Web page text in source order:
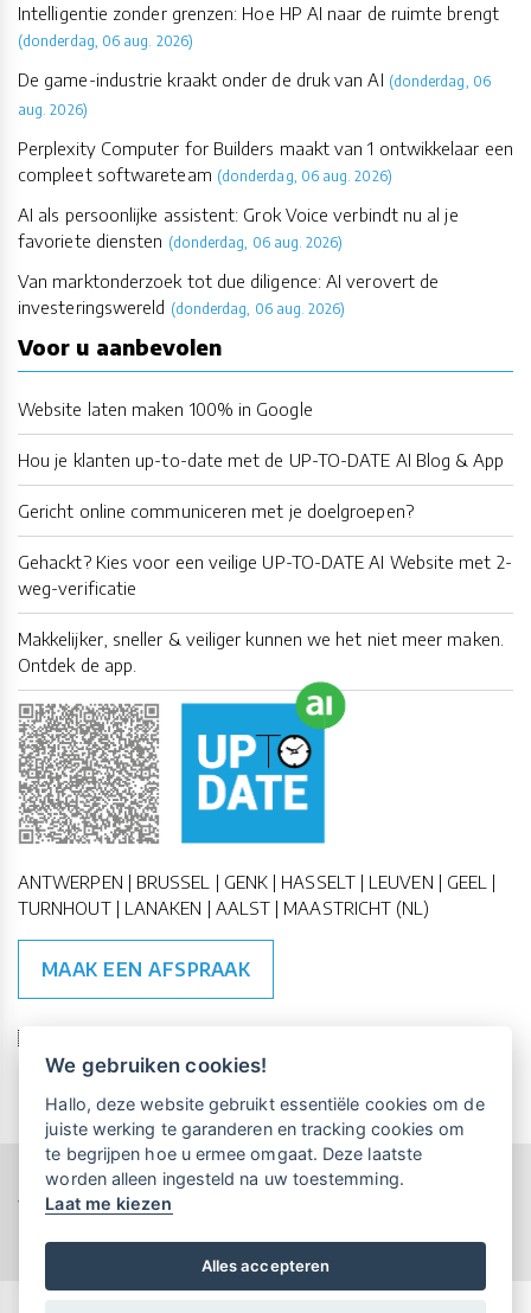
Intelligentie zonder grenzen: Hoe HP AI naar de ruimte brengt
(donderdag, 06 aug. 2026)
De game-industrie kraakt onder de druk van AI (donderdag, 06
aug. 2026)
Perplexity Computer for Builders maakt van 1 ontwikkelaar een
compleet softwareteam (donderdag, 06 aug. 2026)
AI als persoonlijke assistent: Grok Voice verbindt nu al je
favoriete diensten (donderdag, 06 aug. 2026)
Van marktonderzoek tot due diligence: AI verovert de
investeringswereld (donderdag, 06 aug. 2026)
Voor u aanbevolen
Website laten maken 100% in Google
Hou je klanten up-to-date met de UP-TO-DATE AI Blog & App
Gericht online communiceren met je doelgroepen?
Gehackt? Kies voor een veilige UP-TO-DATE AI Website met 2-
weg-verificatie
Makkelijker, sneller & veiliger kunnen we het niet meer maken.
Ontdek de app.
ANTWERPEN | BRUSSEL | GENK | HASSELT | LEUVEN | GEEL |
TURNHOUT | LANAKEN | AALST | MAASTRICHT (NL)
MAAK EEN AFSPRAAK
🇪🇺 🇧🇪
Copyright All Rights Reserved © 2015-2026 UP-TO-DATE
WebDesign
Privacy & Cookies
Locations Algemene Voorwaarden
We gebruiken cookies!
Hallo, deze website gebruikt essentiële cookies om de
juiste werking te garanderen en tracking cookies om
te begrijpen hoe u ermee omgaat. Deze laatste
worden alleen ingesteld na uw toestemming.
Laat me kiezen
Alles accepteren
Vrijblijvende kennismaking?Boek
een persoonlijke demo.
Maandelijks gratis opleidingen